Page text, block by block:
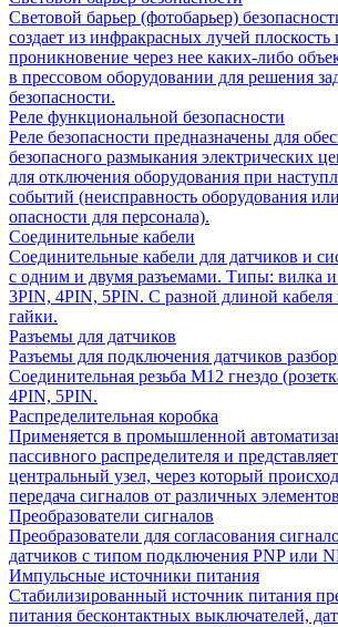
Световой барьер (фотобарьер)
создает из инфракрасных лучей плоскость
проникновение через нее каких-либо
в прессовом оборудовании для решения
безопасности.
Реле функциональной безопасности
Реле безопасности предназначены для
безопасного размыкания электрических
для отключения оборудования при
событий (неисправность оборудования
опасности для персонала).
Соединительные кабели
Соединительные кабели для датчиков и
с одним и двумя разъемами. Типы: вилка и
3PIN, 4PIN, 5PIN. С разной длиной кабеля
гайки.
Разъемы для датчиков
Разъемы для подключения датчиков
Соединительная резьба М12 гнездо
4PIN, 5PIN.
Распределительная коробка
Применяется в промышленной
пассивного распределителя и
центральный узел, через который
передача сигналов от различных
Преобразователи сигналов
Преобразователи для согласования
датчиков с типом подключения PNP или
Импульсные источники питания
Стабилизированный источник питания
питания бесконтактных выключателей,